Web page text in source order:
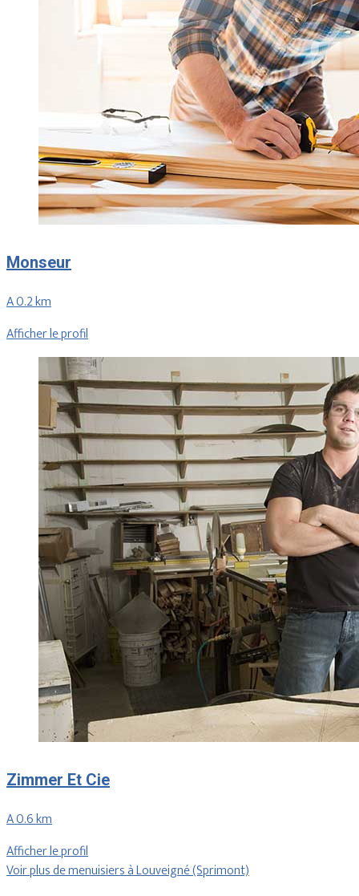
Monseur
A 0.2 km
Afficher le profil
Zimmer Et Cie
A 0.6 km
Afficher le profil
Voir plus de menuisiers à Louveigné (Sprimont)